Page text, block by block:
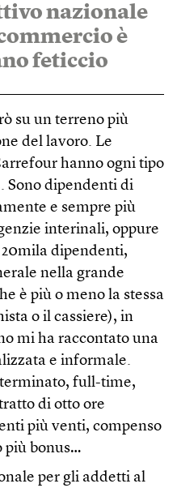
nazionale
è
feticcio
su un terreno più
del lavoro. Le
hanno ogni tipo
Sono dipendenti di
e sempre più
interinali, oppure
dipendenti,
nella grande
è più o meno la stessa
o il cassiere), in
mi ha raccontato una
e informale.
full-time,
di otto ore
più venti, compenso
più bonus…
per gli addetti al